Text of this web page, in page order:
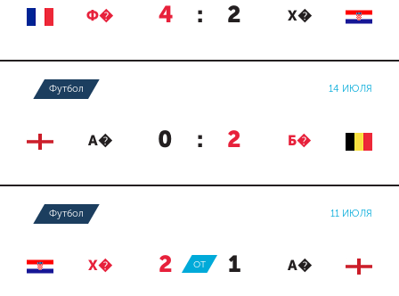
Ф� 4 : 2 Х�
Футбол 14 ИЮЛЯ
А� 0 : 2 Б�
Футбол 11 ИЮЛЯ
Х� 2 : 1 А�
ОТ